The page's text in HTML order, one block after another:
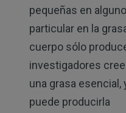
pequeñas en
particular en la
cuerpo sólo
investigadores
una grasa esencial,
puede producirla